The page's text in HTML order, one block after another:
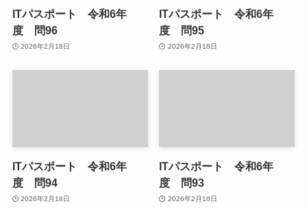
ITパスポート 令和6年
度 問96
2026年2月18日
ITパスポート 令和6年
度 問95
2026年2月18日
ITパスポート 令和6年
度 問94
2026年2月18日
ITパスポート 令和6年
度 問93
2026年2月18日